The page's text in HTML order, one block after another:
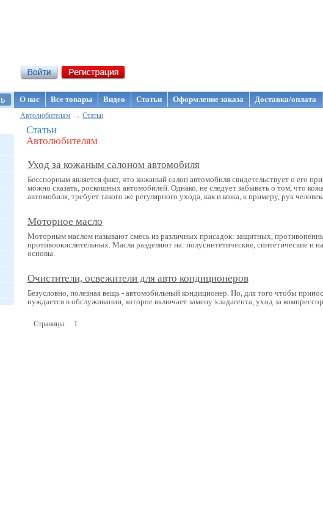
О нас Все товары Видео Статьи Оформление заказа Доставка/оплата
Автолюбителям → Статьи
Статьи
Автолюбителям
Уход за кожаным салоном автомобиля
Бесспорным является факт, что кожаный салон автомобиля свидетельствует о его
можно сказать, роскошных автомобилей. Однако, не следует забывать о том, что
автомобиля, требует такого же регулярного ухода, как и кожа, к примеру, рук
Моторное масло
Моторным маслом называют смесь из различных присадок: защитных,
противоокислительных. Масла разделяют на: полусинтетические, синтетические и
основы.
Очистители, освежители для авто кондиционеров
Безусловно, полезная вещь - автомобильный кондиционер. Но, для того чтобы
нуждается в обслуживании, которое включает замену хладагента, уход за
Страницы: 1